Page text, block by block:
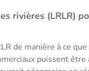
rivières (LRLR)
de manière à ce
puissent être